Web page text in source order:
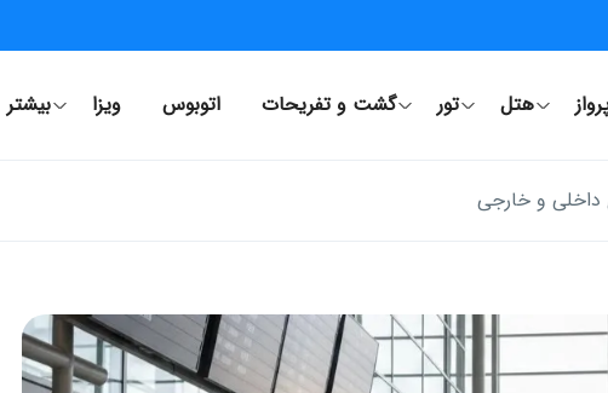
هتل تور گشت و تفریحات اتوبوس ویزا بیشتر
داخلی و خارجی